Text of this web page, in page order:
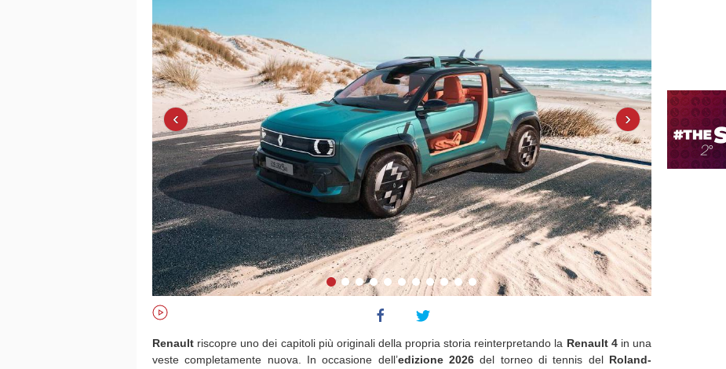
‹ ›
Renault riscopre uno dei capitoli più originali della propria storia reinterpretando la Renault 4in una
veste completamente nuova. In occasione dell’edizione 2026 del torneo di tennis del Roland-